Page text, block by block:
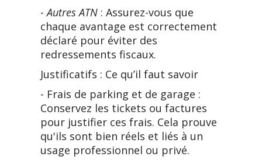
-Autres ATN : Assurez-vous que
chaque avantage est correctement
déclaré pour éviter des
redressements fiscaux.
Justificatifs : Ce qu’il faut savoir
- Frais de parking et de garage :
Conservez les tickets ou factures
pour justifier ces frais. Cela prouve
qu'ils sont bien réels et liés à un
usage professionnel ou privé.